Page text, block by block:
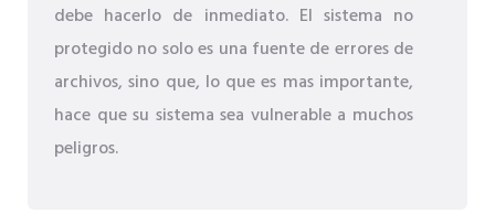
debe hacerlo de inmediato. El sistema no
protegido no solo es una fuente de errores de
archivos, sino que, lo que es mas importante,
hace que su sistema sea vulnerable a muchos
peligros.